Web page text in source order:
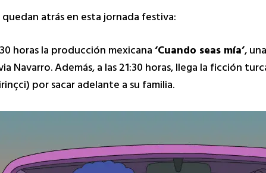
atrás en esta jornada festiva:
horas la producción mexicana‘Cuando seas mía’,
Navarro. Además, a las 21:30 horas, llega la ficción
por sacar adelante a su familia.